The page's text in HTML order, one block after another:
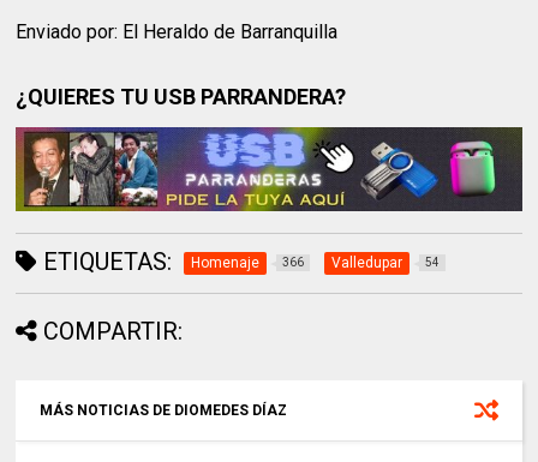
Enviado por: El Heraldo de Barranquilla
¿QUIERES TU USB PARRANDERA?
ETIQUETAS: Homenaje 366 Valledupar 54
COMPARTIR:
MÁS NOTICIAS DE DIOMEDES DÍAZ